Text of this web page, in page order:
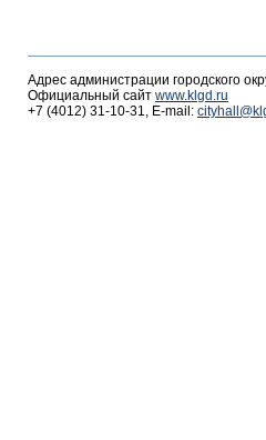
Адрес администрации городского
Официальный сайт www.klgd.ru
+7 (4012) 31-10-31, E-mail: